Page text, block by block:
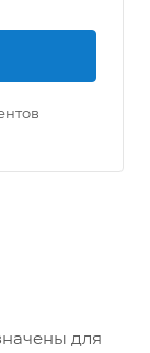
для